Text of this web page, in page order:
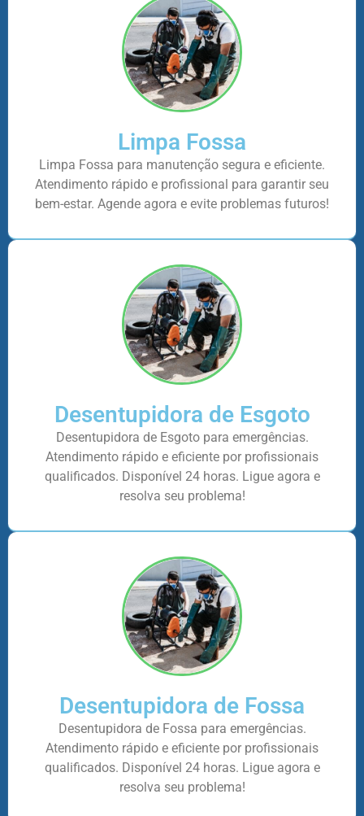
Limpa Fossa
Limpa Fossa para manutenção segura e eficiente.
Atendimento rápido e profissional para garantir seu
bem-estar. Agende agora e evite problemas futuros!
Desentupidora de Esgoto
Desentupidora de Esgoto para emergências.
Atendimento rápido e eficiente por profissionais
qualificados. Disponível 24 horas. Ligue agora e
resolva seu problema!
Desentupidora de Fossa
Desentupidora de Fossa para emergências.
Atendimento rápido e eficiente por profissionais
qualificados. Disponível 24 horas. Ligue agora e
resolva seu problema!